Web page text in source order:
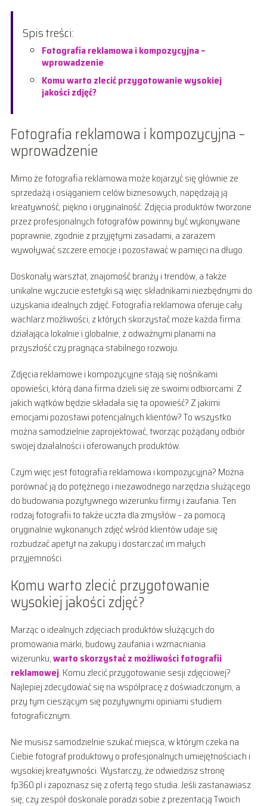
Spis treści:
Fotografia reklamowa i kompozycyjna –
wprowadzenie
Komu warto zlecić przygotowanie wysokiej
jakości zdjęć?
Fotografia reklamowa i kompozycyjna –
wprowadzenie
Mimo że fotografia reklamowa może kojarzyć się głównie ze
sprzedażą i osiąganiem celów biznesowych, napędzają ją
kreatywność, piękno i oryginalność. Zdjęcia produktów tworzone
przez profesjonalnych fotografów powinny być wykonywane
poprawnie, zgodnie z przyjętymi zasadami, a zarazem
wywoływać szczere emocje i pozostawać w pamięci na długo.
Doskonały warsztat, znajomość branży i trendów, a także
unikalne wyczucie estetyki są więc składnikami niezbędnymi do
uzyskania idealnych zdjęć. Fotografia reklamowa oferuje cały
wachlarz możliwości, z których skorzystać może każda firma:
działająca lokalnie i globalnie, z odważnymi planami na
przyszłość czy pragnąca stabilnego rozwoju.
Zdjęcia reklamowe i kompozycyjne stają się nośnikami
opowieści, którą dana firma dzieli się ze swoimi odbiorcami. Z
jakich wątków będzie składała się ta opowieść? Z jakimi
emocjami pozostawi potencjalnych klientów? To wszystko
można samodzielnie zaprojektować, tworząc pożądany odbiór
swojej działalności i oferowanych produktów.
Czym więc jest fotografia reklamowa i kompozycyjna? Można
porównać ją do potężnego i niezawodnego narzędzia służącego
do budowania pozytywnego wizerunku firmy i zaufania. Ten
rodzaj fotografii to także uczta dla zmysłów – za pomocą
oryginalnie wykonanych zdjęć wśród klientów udaje się
rozbudzać apetyt na zakupy i dostarczać im małych
przyjemności.
Komu warto zlecić przygotowanie
wysokiej jakości zdjęć?
Marząc o idealnych zdjęciach produktów służących do
promowania marki, budowy zaufania i wzmacniania
wizerunku,warto skorzystać z możliwości fotografii
reklamowej. Komu zlecić przygotowanie sesji zdjęciowej?
Najlepiej zdecydować się na współpracę z doświadczonym, a
przy tym cieszącym się pozytywnymi opiniami studiem
fotograficznym.
Nie musisz samodzielnie szukać miejsca, w którym czeka na
Ciebie fotograf produktowy o profesjonalnych umiejętnościach i
wysokiej kreatywności. Wystarczy, że odwiedzisz stronę
fp360.pl i zapoznasz się z ofertą tego studia. Jeśli zastanawiasz
się, czy zespół doskonale poradzi sobie z prezentacją Twoich